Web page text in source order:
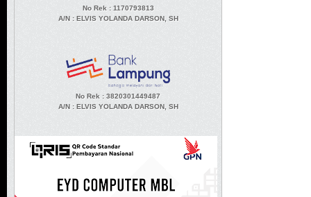
No Rek : 1170793813
A/N : ELVIS YOLANDA DARSON, SH
No Rek : 3820301449487
A/N : ELVIS YOLANDA DARSON, SH